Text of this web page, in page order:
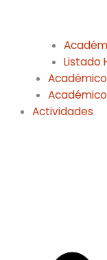
Listado
Actividades